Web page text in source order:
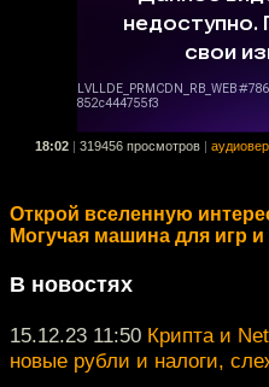
18:02 319456 просмотров
Открой вселенную
Могучая машина для игр
В новостях
15.12.23 11:50 Крипта и
новые рубли и налоги,